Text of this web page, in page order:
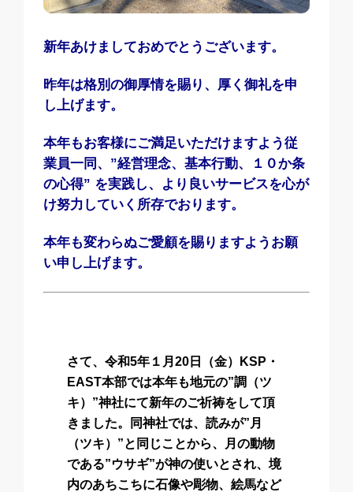
新年あけましておめでとうございます。
昨年は格別の御厚情を賜り、厚く御礼を申
し上げます。
本年もお客様にご満足いただけますよう従
業員一同、”経営理念、基本行動、１０か条
の心得” を実践し、より良いサービスを心が
け努力していく所存でおります。
本年も変わらぬご愛顧を賜りますようお願
い申し上げます。
さて、令和5年１月20日（金）KSP・
EAST本部では本年も地元の”調（ツ
キ）”神社にて新年のご祈祷をして頂
きました。同神社では、読みが”月
（ツキ）”と同じことから、月の動物
である”ウサギ”が神の使いとされ、境
内のあちこちに石像や彫物、絵馬など